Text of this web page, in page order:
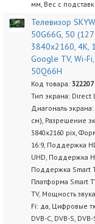
мм, Вес с
Телевизор
50G66G, 50 (127
3840x2160, 4K,
Google TV, Wi-
50Q66H
Код товара: 322207
Тип экрана: Direct
Диагональ экрана:
см), Разрешение
3840x2160 pix,
16:9, Поддержка
UHD, Поддержка
Поддержка Smart
Платформа Smart
TV, Мощность
Fi: да, Цифровые
DVB-C, DVB-S, DVB-